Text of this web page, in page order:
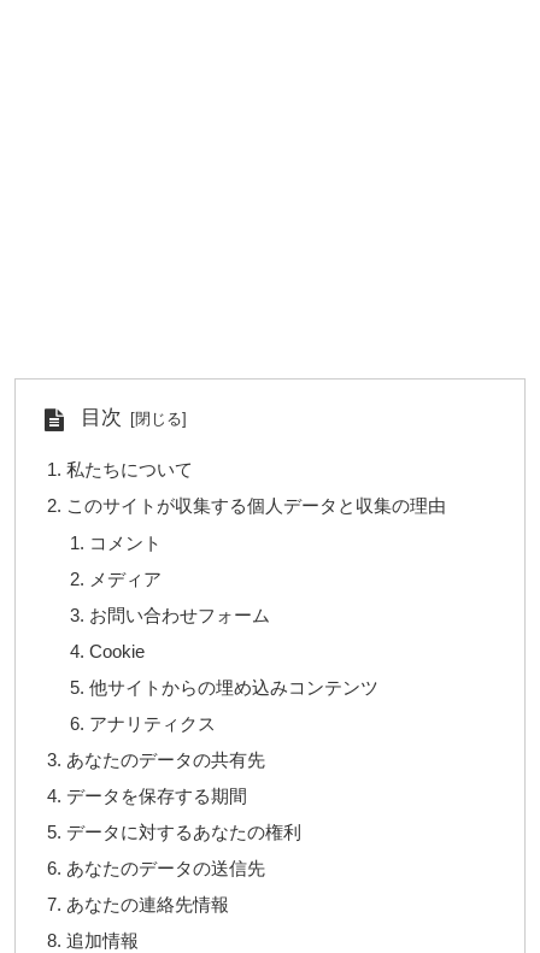
目次
私たちについて
このサイトが収集する個人データと収集の理由
コメント
メディア
お問い合わせフォーム
Cookie
他サイトからの埋め込みコンテンツ
アナリティクス
あなたのデータの共有先
データを保存する期間
データに対するあなたの権利
あなたのデータの送信先
あなたの連絡先情報
追加情報